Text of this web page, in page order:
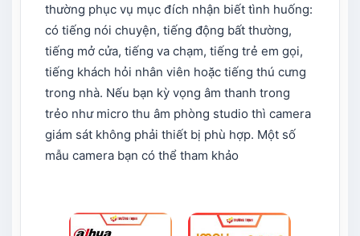
thường phục vụ mục đích nhận biết tình huống:
có tiếng nói chuyện, tiếng động bất thường,
tiếng mở cửa, tiếng va chạm, tiếng trẻ em gọi,
tiếng khách hỏi nhân viên hoặc tiếng thú cưng
trong nhà. Nếu bạn kỳ vọng âm thanh trong
trẻo như micro thu âm phòng studio thì camera
giám sát không phải thiết bị phù hợp. Một số
mẫu camera bạn có thể tham khảo